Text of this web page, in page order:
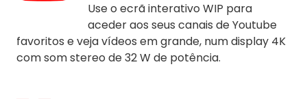
Use o ecrã interativo WIP para
aceder aos seus canais de Youtube
favoritos e veja vídeos em grande, num display 4K
com som stereo de 32 W de potência.